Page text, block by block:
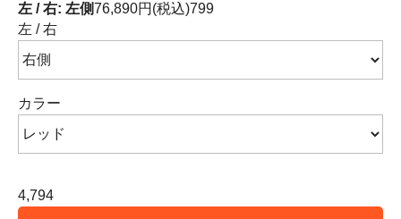
左 / 右: 左側76,890円(税込)799
左 / 右
カラー
4,794